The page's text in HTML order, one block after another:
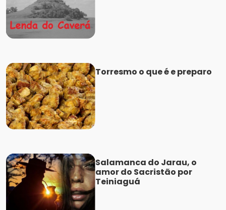
Torresmo o que é e preparo
Salamanca do Jarau, o
amor do Sacristão por
Teiniaguá